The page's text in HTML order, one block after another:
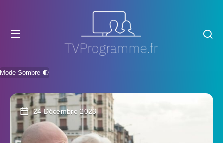
Mode Sombre 🌓
24 Décembre 2023